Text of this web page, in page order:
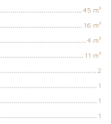
45 m²
16 m²
4 m²
11 m²
2
1
1
1